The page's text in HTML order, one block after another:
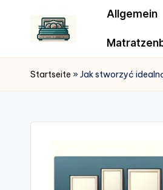
Allgemein
Startseite »Jak stworzyć